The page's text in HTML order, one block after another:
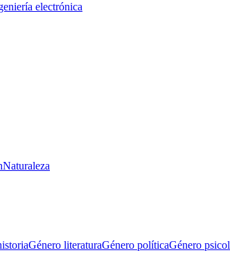
electrónica
Naturaleza
Género literaturaGénero políticaGénero